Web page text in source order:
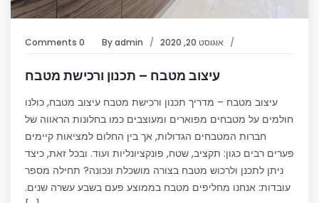
אוגוסט 20, 2020 Byadmin
0 Comments
עיצוב מטבח – תכנון ורכישת מטבח
עיצוב מטבח – מדריך תכנון ורכישת מטבח עיצוב מטבח, כולנו
חולמים על מטבחים מפוארים ומעוצבים כמו בחלונות הראווה של
חברות המטבחים הגדולות, אך בין החלום למציאות קיימים
פערים רבים כגון: תקציב, שטח, פונקציונליות ועוד. ובכל זאת, כיצד
ניתן לתכנן ולרכוש מטבח בצורה מושכלת ונכונה? תחילה מספר
עובדות: אנחנו מחליפים מטבח בממוצע פעם בשבע עשרה שנים.